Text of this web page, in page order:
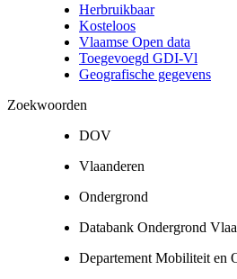
Herbruikbaar
Kosteloos
Vlaamse Open data
Toegevoegd GDI-Vl
Geografische gegevens
Zoekwoorden
DOV
Vlaanderen
Ondergrond
Databank Ondergrond
Departement Mobiliteit en